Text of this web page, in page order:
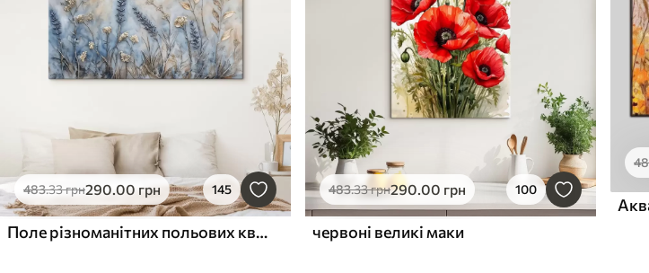
483.33грн290.00 грн 145
Поле різноманітних польових квітів та рослин у відтінках синього, білого та бежевого на м'якому, туманному тлі
483.33грн290.00 грн 100
червоні великі маки